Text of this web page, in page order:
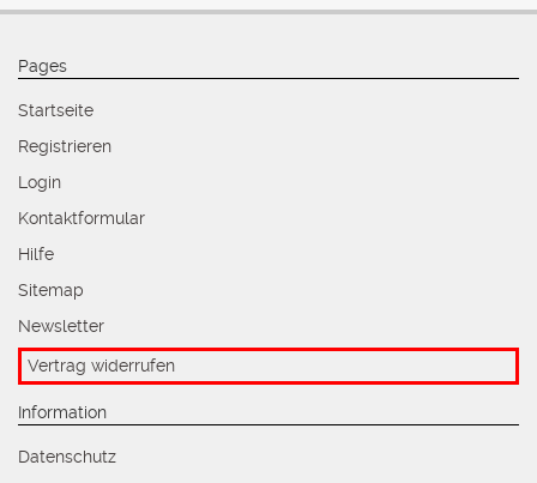
Pages
Startseite
Registrieren
Login
Kontaktformular
Hilfe
Sitemap
Newsletter
Vertrag widerrufen
Information
Datenschutz